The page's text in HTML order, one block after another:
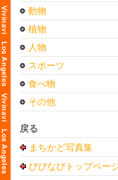
動物
植物
人物
スポーツ
食べ物
その他
戻る
まちかど写真集
びびなびトップペー